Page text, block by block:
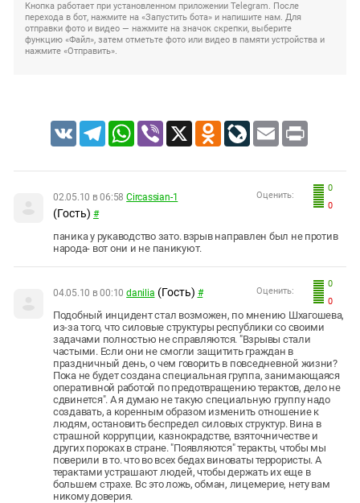
Кнопка работает при установленном приложении Telegram. После
перехода в бот, нажмите на «Запустить бота» и напишите нам. Для
отправки фото и видео — нажмите на значок скрепки, выберите
функцию «Файл», затем отметьте фото или видео в памяти устройства и
нажмите «Отправить».
VK TelegramWhatsApp
Viber X Odnoklassniki
LiveJournal
Email Print
0
0
Оценить:
02.05.10 в 06:58 Circassian-1
(Гость) #
паника у рукаводство зато. взрыв направлен был не против
народа- вот они и не паникуют.
0
0
Оценить:
04.05.10 в 00:10 danilia (Гость) #
Подобный инцидент стал возможен, по мнению Шхагошева,
из-за того, что силовые структуры республики со своими
задачами полностью не справляются. "Взрывы стали
частыми. Если они не смогли защитить граждан в
праздничный день, о чем говорить в повседневной жизни?
Пока не будет создана специальная группа, занимающаяся
оперативной работой по предотвращению терактов, дело не
сдвинется". А я думаю не такую специальную группу надо
создавать, а коренным образом изменить отношение к
людям, остановить беспредел силовых структур. Вина в
страшной коррупции, казнокрадстве, взяточничестве и
других пороках в стране. "Появляются" теракты, чтобы мы
поверили в то. что во всех бедах виноваты террористы. А
терактами устрашают людей, чтобы держать их еще в
большем страхе. Вс это ложь, обман, лицемерие, нету вам
никому доверия.